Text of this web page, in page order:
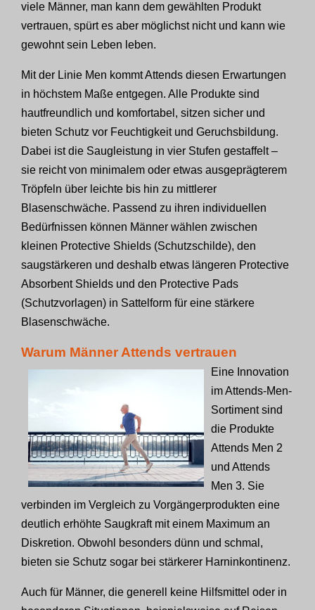
viele Männer, man kann dem gewählten Produkt
vertrauen, spürt es aber möglichst nicht und kann wie
gewohnt sein Leben leben.
Mit der Linie Men kommt Attends diesen Erwartungen
in höchstem Maße entgegen. Alle Produkte sind
hautfreundlich und komfortabel, sitzen sicher und
bieten Schutz vor Feuchtigkeit und Geruchsbildung.
Dabei ist die Saugleistung in vier Stufen gestaffelt –
sie reicht von minimalem oder etwas ausgeprägterem
Tröpfeln über leichte bis hin zu mittlerer
Blasenschwäche. Passend zu ihren individuellen
Bedürfnissen können Männer wählen zwischen
kleinen Protective Shields (Schutzschilde), den
saugstärkeren und deshalb etwas längeren Protective
Absorbent Shields und den Protective Pads
(Schutzvorlagen) in Sattelform für eine stärkere
Blasenschwäche.
Warum Männer Attends vertrauen
Eine Innovation
im Attends-Men-
Sortiment sind
die Produkte
Attends Men 2
und Attends
Men 3. Sie
verbinden im Vergleich zu Vorgängerprodukten eine
deutlich erhöhte Saugkraft mit einem Maximum an
Diskretion. Obwohl besonders dünn und schmal,
bieten sie Schutz sogar bei stärkerer Harninkontinenz.
Auch für Männer, die generell keine Hilfsmittel oder in